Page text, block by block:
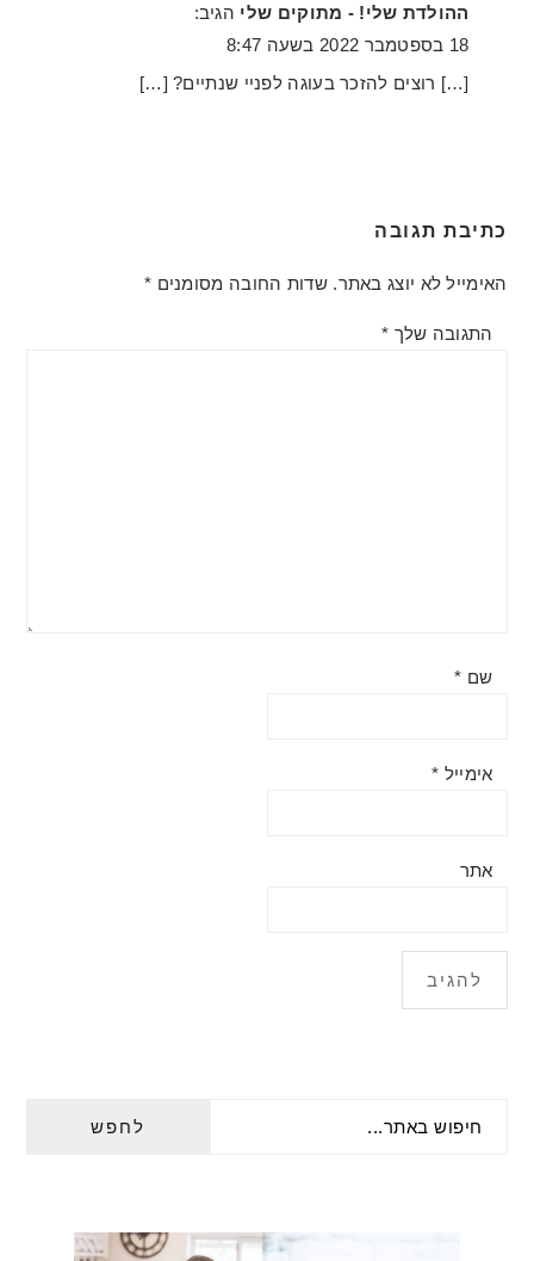
ההולדת שלי! - מתוקים שלי הגיב:
18 בספטמבר 2022 בשעה 8:47
[…] רוצים להזכר בעוגה לפניי שנתיים? […]
כתיבת תגובה
האימייל לא יוצג באתר. שדות החובה מסומנים *
התגובה שלך *
שם *
אימייל *
אתר
SIDEBAR